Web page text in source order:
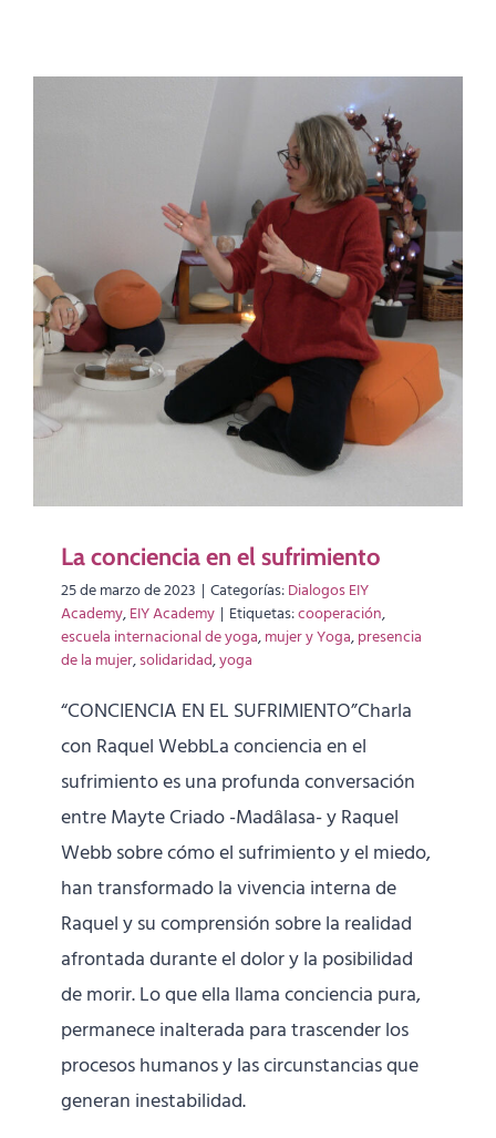
La conciencia en el sufrimiento
25 de marzo de 2023 | Categorías:Dialogos EIY
Academy,EIY Academy | Etiquetas:cooperación,
escuela internacional de yoga,mujer y Yoga,presencia
de la mujer,solidaridad,yoga
“CONCIENCIA EN EL SUFRIMIENTO”Charla
con Raquel WebbLa conciencia en el
sufrimiento es una profunda conversación
entre Mayte Criado -Madâlasa- y Raquel
Webb sobre cómo el sufrimiento y el miedo,
han transformado la vivencia interna de
Raquel y su comprensión sobre la realidad
afrontada durante el dolor y la posibilidad
de morir. Lo que ella llama conciencia pura,
permanece inalterada para trascender los
procesos humanos y las circunstancias que
generan inestabilidad.